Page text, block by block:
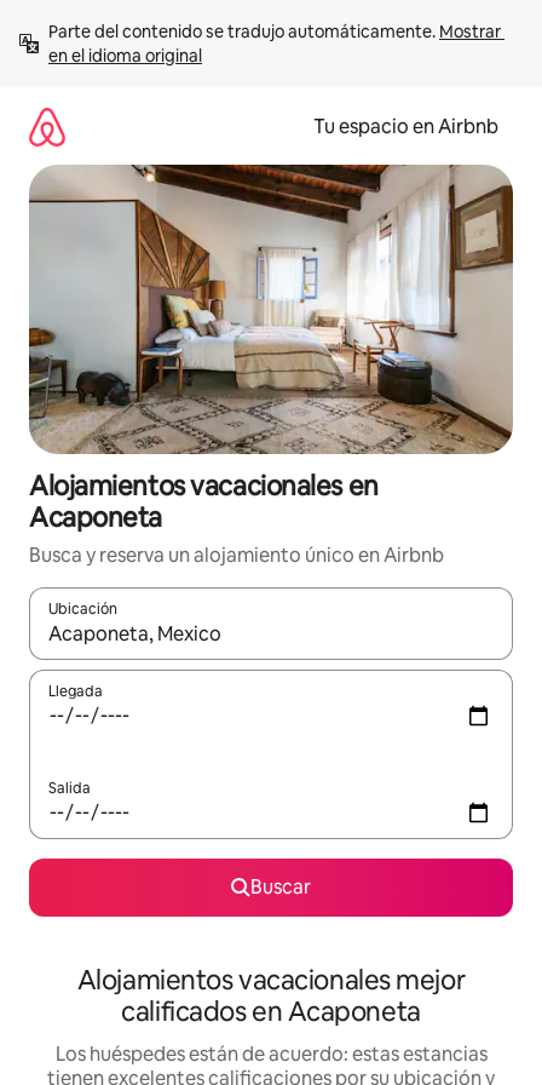
contenido
Parte del contenido se tradujo automáticamente. Mostrar
en el idioma original
Tu espacio en Airbnb
Alojamientos vacacionales en
Acaponeta
Busca y reserva un alojamiento único en Airbnb
Ubicación
Cuando los resultados estén disponibles, podrás navegar
Llegada
Salida
Buscar
Alojamientos vacacionales mejor
calificados en Acaponeta
Los huéspedes están de acuerdo: estas estancias
tienen excelentes calificaciones por su ubicación y